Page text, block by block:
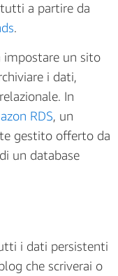
a partire da
.
impostare un sito
i dati,
In
RDS, un
gestito offerto da
un database
i dati persistenti
che scriverai o